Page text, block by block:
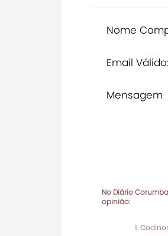
Nome
Email Válido:
Mensagem
No Diário
opinião: